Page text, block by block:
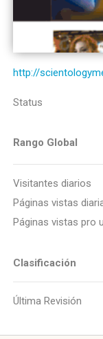
http://
Status
Rango Global
Visitantes diarios
Páginas vistas
Páginas vistas pro
Clasificación
Última Revisión